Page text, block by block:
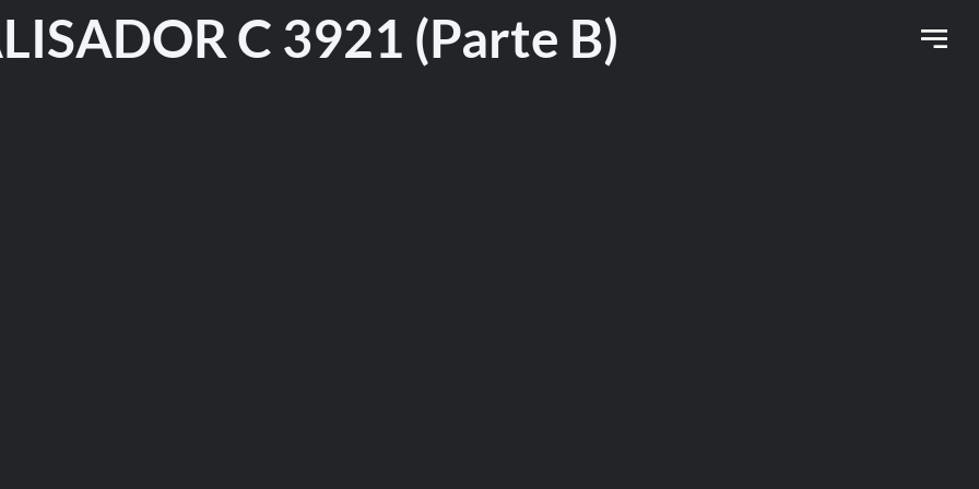
C 3921 (Parte B)